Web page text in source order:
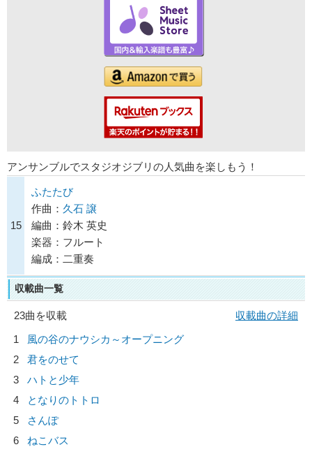
アンサンブルでスタジオジブリの人気曲を楽しもう！
15
ふたたび
作曲： 久石 譲
編曲：鈴木 英史
楽器：フルート
編成：二重奏
収載曲一覧
23曲を収載
収載曲の詳細
1
風の谷のナウシカ～オープニング
2
君をのせて
3
ハトと少年
4
となりのトトロ
5
さんぽ
6
ねこバス